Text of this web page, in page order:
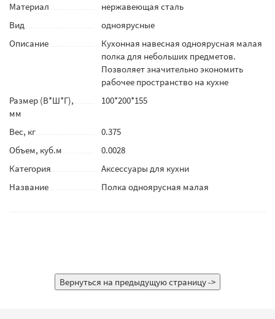
Материал
нержавеющая сталь
Вид
одноярусные
Описание
Кухонная навесная одноярусная малая
полка для небольших предметов.
Позволяет значительно экономить
рабочее пространство на кухне
Размер (В*Ш*Г),
мм
100*200*155
Вес, кг
0.375
Объем, куб.м
0.0028
Категория
Аксессуары для кухни
Название
Полка одноярусная малая